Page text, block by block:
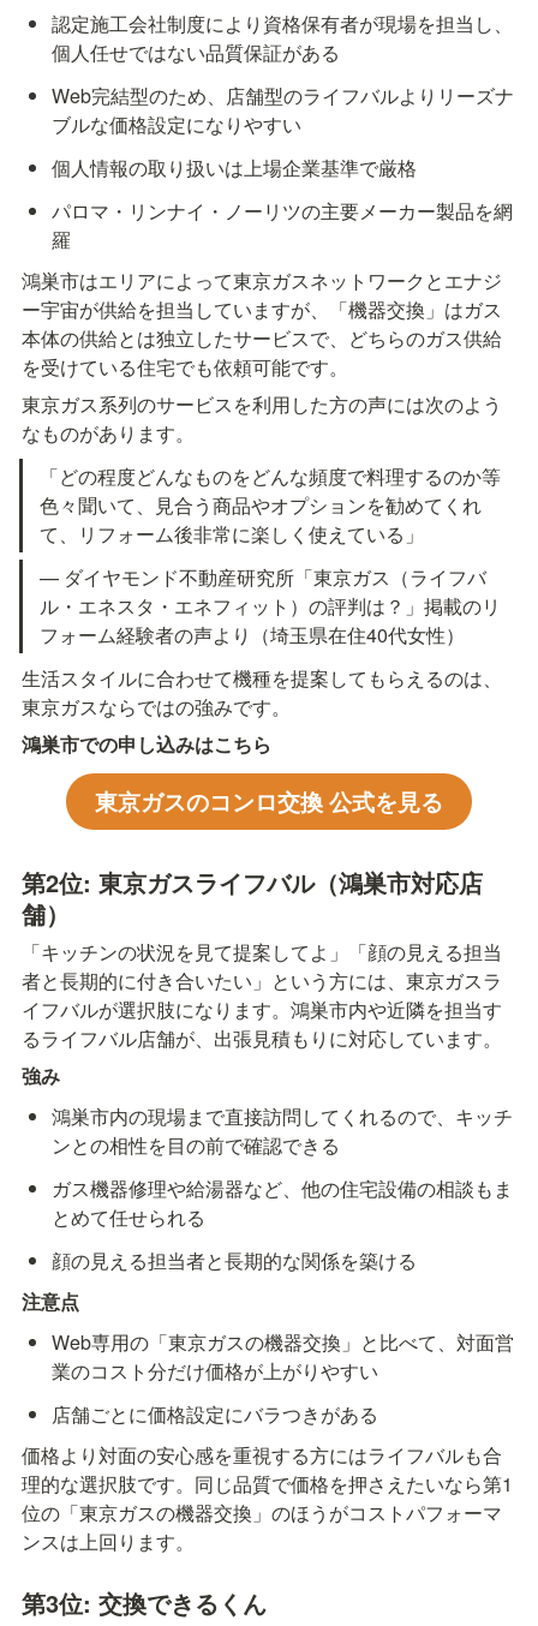
認定施工会社制度により資格保有者が現場を担当し、
個人任せではない品質保証がある
Web完結型のため、店舗型のライフバルよりリーズナ
ブルな価格設定になりやすい
個人情報の取り扱いは上場企業基準で厳格
パロマ・リンナイ・ノーリツの主要メーカー製品を網
羅
鴻巣市はエリアによって東京ガスネットワークとエナジ
ー宇宙が供給を担当していますが、「機器交換」はガス
本体の供給とは独立したサービスで、どちらのガス供給
を受けている住宅でも依頼可能です。
東京ガス系列のサービスを利用した方の声には次のよう
なものがあります。
「どの程度どんなものをどんな頻度で料理するのか等
色々聞いて、見合う商品やオプションを勧めてくれ
て、リフォーム後非常に楽しく使えている」
— ダイヤモンド不動産研究所「東京ガス（ライフバ
ル・エネスタ・エネフィット）の評判は？」掲載のリ
フォーム経験者の声より（埼玉県在住40代女性）
生活スタイルに合わせて機種を提案してもらえるのは、
東京ガスならではの強みです。
鴻巣市での申し込みはこちら
東京ガスのコンロ交換 公式を見る
第2位: 東京ガスライフバル（鴻巣市対応店
舗）
「キッチンの状況を見て提案してよ」「顔の見える担当
者と長期的に付き合いたい」という方には、東京ガスラ
イフバルが選択肢になります。鴻巣市内や近隣を担当す
るライフバル店舗が、出張見積もりに対応しています。
強み
鴻巣市内の現場まで直接訪問してくれるので、キッチ
ンとの相性を目の前で確認できる
ガス機器修理や給湯器など、他の住宅設備の相談もま
とめて任せられる
顔の見える担当者と長期的な関係を築ける
注意点
Web専用の「東京ガスの機器交換」と比べて、対面営
業のコスト分だけ価格が上がりやすい
店舗ごとに価格設定にバラつきがある
価格より対面の安心感を重視する方にはライフバルも合
理的な選択肢です。同じ品質で価格を押さえたいなら第1
位の「東京ガスの機器交換」のほうがコストパフォーマ
ンスは上回ります。
第3位: 交換できるくん